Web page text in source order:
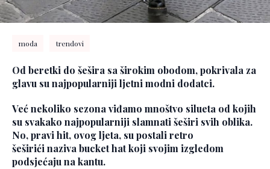
moda trendovi
Od beretki do šešira sa širokim obodom, pokrivala za
glavu su najpopularniji ljetni modni dodatci.
Već nekoliko sezona viđamo mnoštvo silueta od kojih
su svakako najpopularniji slamnati šeširi svih oblika.
No, pravi hit, ovog ljeta, su postali retro
šeširići naziva bucket hat koji svojim izgledom
podsjećaju na kantu.